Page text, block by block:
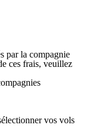
par la compagnie
ces frais, veuillez
vos vols